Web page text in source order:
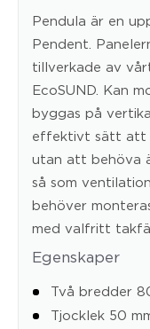
Pendula är en
Pendent.
tillverkade av
EcoSUND. Kan
byggas på
effektivt sätt att
utan att behöva
så som
behöver
med valfritt
Egenskaper
Två bredder
Tjocklek 50